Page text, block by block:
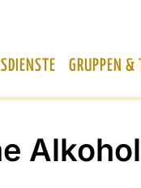
GRUPPEN &